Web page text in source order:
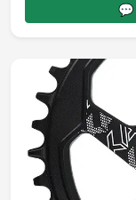
💬